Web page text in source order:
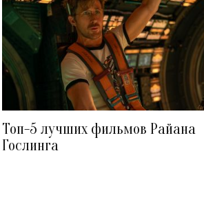
Топ-5 лучших фильмов Райана
Гослинга